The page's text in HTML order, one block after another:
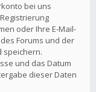
bei uns
oder Ihre E-Mail-
Forums und der
speichern.
und das Datum
dieser Daten